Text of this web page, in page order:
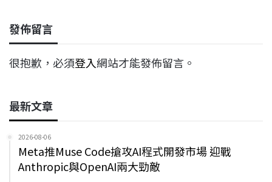
發佈留言
很抱歉，必須登入網站才能發佈留言。
最新文章
2026-08-06
Meta推Muse Code搶攻AI程式開發市場 迎戰
Anthropic與OpenAI兩大勁敵